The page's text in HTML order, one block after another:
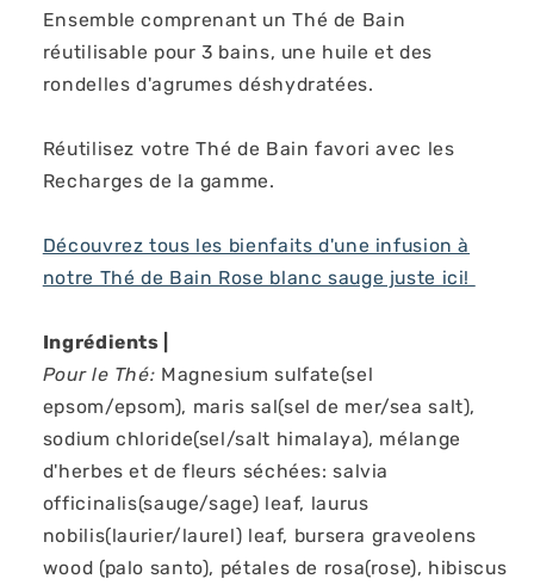
Ensemble comprenant un Thé de Bain
réutilisable pour 3 bains, une huile et des
rondelles d'agrumes déshydratées.
Réutilisez votre Thé de Bain favori avec les
Recharges de la gamme.
Découvrez tous les bienfaits d'une infusion à
notre Thé de Bain Rose blanc sauge juste ici!
Ingrédients |
Pour le Thé: Magnesium sulfate(sel
epsom/epsom), maris sal(sel de mer/sea salt),
sodium chloride(sel/salt himalaya), mélange
d'herbes et de fleurs séchées: salvia
officinalis(sauge/sage) leaf, laurus
nobilis(laurier/laurel) leaf, bursera graveolens
wood (palo santo), pétales de rosa(rose), hibiscus